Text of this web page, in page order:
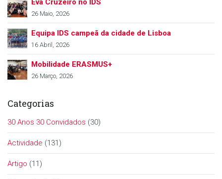
Eva Cruzeiro no IDS
26 Maio, 2026
Equipa IDS campeã da cidade de Lisboa
16 Abril, 2026
Mobilidade ERASMUS+
26 Março, 2026
Categorias
30 Anos 30 Convidados (30)
Actividade (131)
Artigo (11)